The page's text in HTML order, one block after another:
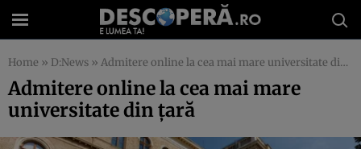
Home » D:News » Admitere online la cea mai mare universitate din ţară
Admitere online la cea mai mare
universitate din ţară